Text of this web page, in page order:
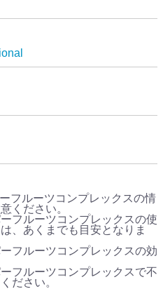
フルーツコンプレックスの情
ください。
フルーツコンプレックスの使
、あくまでも目安となりま
フルーツコンプレックスの効
フルーツコンプレックスで不
ださい。